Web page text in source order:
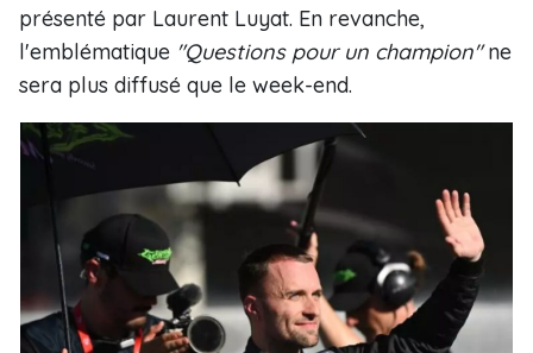
présenté par Laurent Luyat. En revanche,
l'emblématique "Questions pour un champion"ne
sera plus diffusé que le week-end.